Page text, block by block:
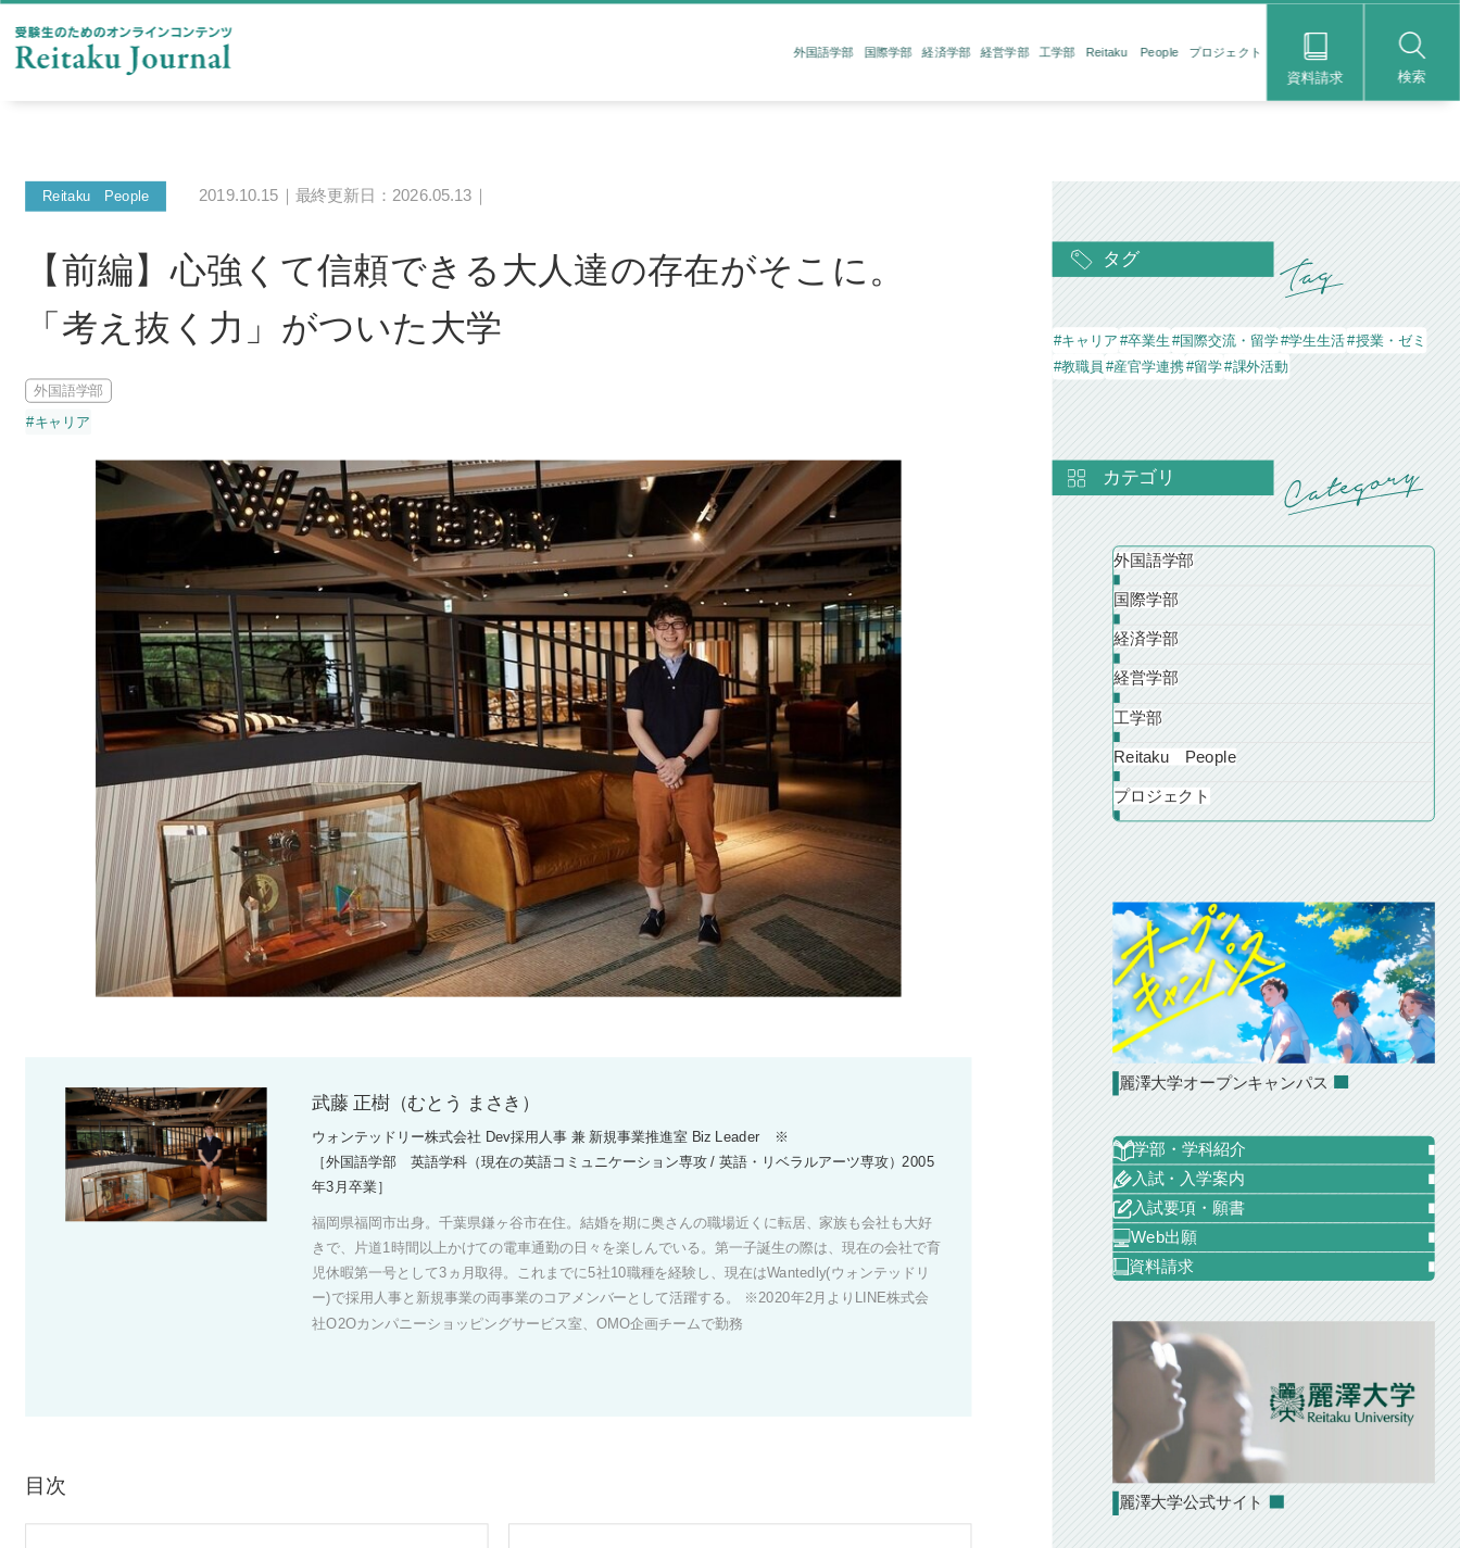
外国語学部 国際学部 経済学部 経営学部 工学部 Reitaku People プロジェクト
資料請求 検索
Reitaku People 2019.10.15｜最終更新日：2026.05.13｜
【前編】心強くて信頼できる大人達の存在がそこに。
「考え抜く力」がついた大学
外国語学部
#キャリア
武藤 正樹（むとう まさき）
ウォンテッドリー株式会社 Dev採用人事 兼 新規事業推進室 Biz Leader ※
［外国語学部 英語学科（現在の英語コミュニケーション専攻 / 英語・リベラルアーツ専攻）2005
年3月卒業］
福岡県福岡市出身。千葉県鎌ヶ谷市在住。結婚を期に奥さんの職場近くに転居、家族も会社も大好
きで、片道1時間以上かけての電車通勤の日々を楽しんでいる。第一子誕生の際は、現在の会社で育
児休暇第一号として3ヵ月取得。これまでに5社10職種を経験し、現在はWantedly(ウォンテッドリ
ー)で採用人事と新規事業の両事業のコアメンバーとして活躍する。 ※2020年2月よりLINE株式会
社O2Oカンパニーショッピングサービス室、OMO企画チームで勤務
目次
タグ
#キャリア #卒業生 #国際交流・留学#学生生活#授業・ゼミ
#教職員 #産官学連携#留学#課外活動
カテゴリ
外国語学部
国際学部
経済学部
経営学部
工学部
Reitaku People
プロジェクト
麗澤大学オープンキャンパス
学部・学科紹介
入試・入学案内
入試要項・願書
Web出願
資料請求
麗澤大学公式サイト